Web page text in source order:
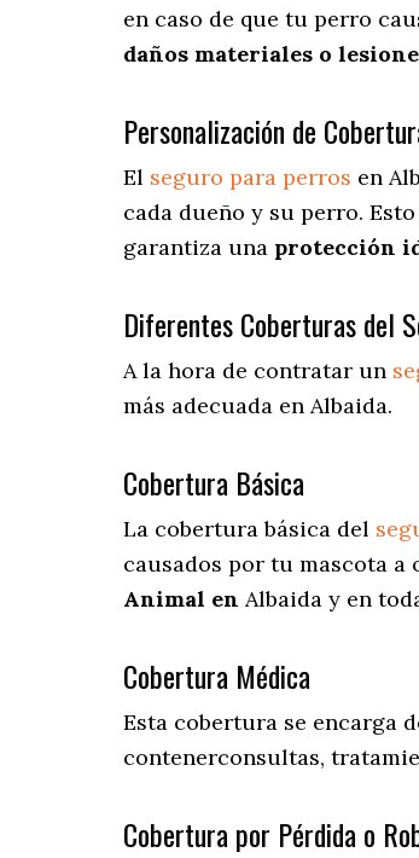
en caso de que tu perro
daños materiales o
Personalización de
El seguro para perros en
cada dueño y su perro.
garantiza una protección
Diferentes Coberturas del
A la hora de contratar un
más adecuada en Albaida.
Cobertura Básica
La cobertura básica del
causados por tu mascota a
Animal en Albaida y en
Cobertura Médica
Esta cobertura se encarga
contenerconsultas,
Cobertura por Pérdida o